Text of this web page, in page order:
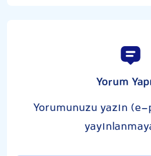
Yorum
Yorumunuzu yazın